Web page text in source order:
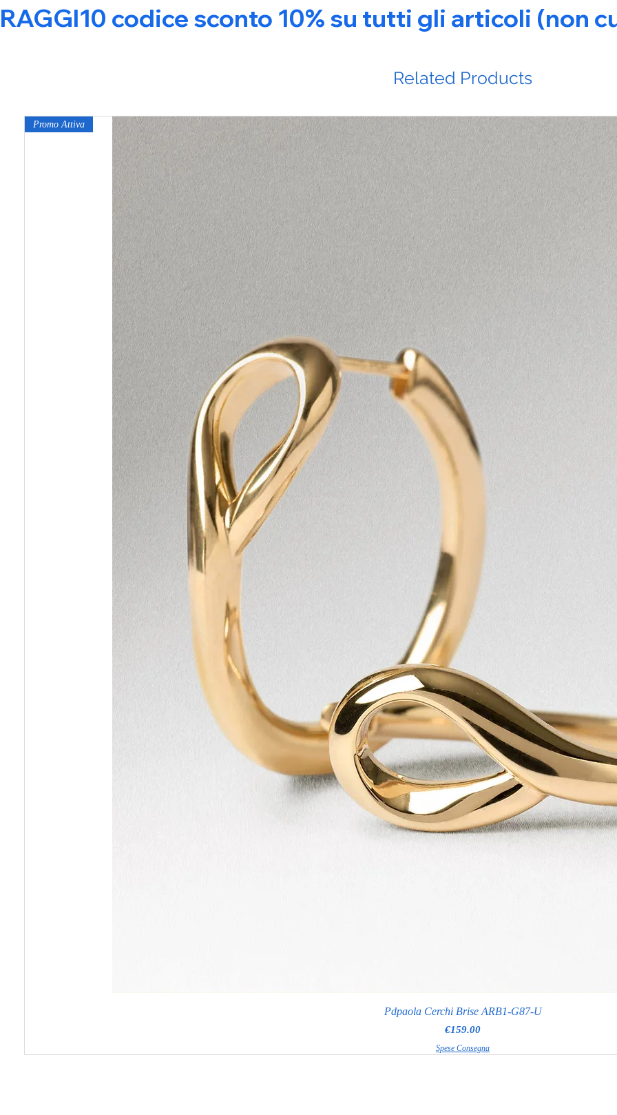
RAGGI10 codice sconto 10% su tutti gli articoli (non
Related Products
Promo Attiva
Pdpaola Cerchi Brise ARB1-G87-U
Price
€159.00
Spese Consegna